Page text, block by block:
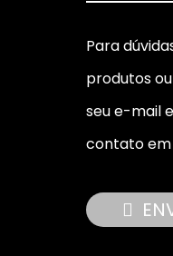
Para
produtos
seu e-mail
contato em